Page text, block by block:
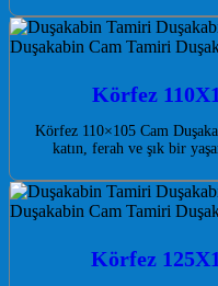
Körfez
Körfez 110×105 Cam
katın, ferah ve şık bir
Körfez